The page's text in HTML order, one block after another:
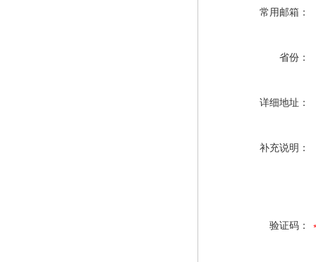
常用邮箱：
省份：
详细地址：
补充说明：
验证码：